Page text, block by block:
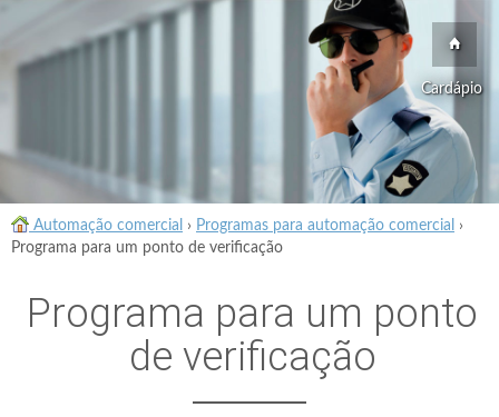
Cardápio
Automação comercial › Programas para automação comercial
›
Programa para um ponto de verificação
Programa para um ponto
de verificação